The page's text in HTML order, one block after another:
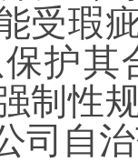
受瑕
护
制性
司自